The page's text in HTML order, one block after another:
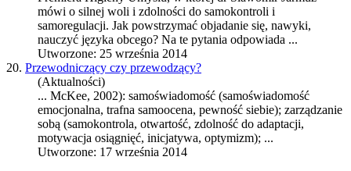
mówi o silnej woli i zdolności do samokontroli i
samoregulacji. Jak powstrzymać objadanie się, nawyki,
nauczyć języka obcego? Na te pytania odpowiada ...
Utworzone: 25 września 2014
20. Przewodniczący czy przewodzący?
(Aktualności)
... McKee, 2002): samoświadomość (samoświadomość
emocjonalna, trafna samoocena, pewność siebie); zarządzanie
sobą (samokontrola, otwartość, zdolność do adaptacji,
motywacja osiągnięć, inicjatywa, optymizm); ...
Utworzone: 17 września 2014